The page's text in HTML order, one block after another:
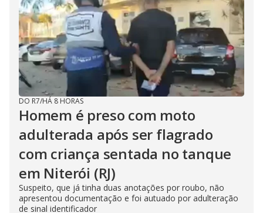
DO R7/HÁ 8 HORAS
Homem é preso com moto
adulterada após ser flagrado
com criança sentada no tanque
em Niterói (RJ)
Suspeito, que já tinha duas anotações por roubo, não
apresentou documentação e foi autuado por adulteração
de sinal identificador